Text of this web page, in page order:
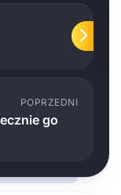
POPRZEDNI
go